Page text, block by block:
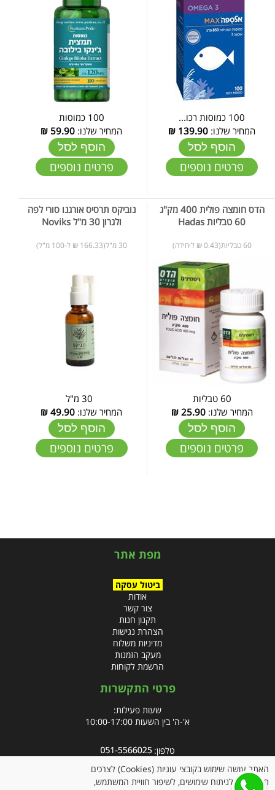
100 כמוסות רכו...
המחיר שלנו: 139.90
₪
הוסף לסל
פרטים נוספים
100 כמוסות
המחיר שלנו: 59.90
₪
הוסף לסל
פרטים נוספים
הדס חומצה פולית 400 מק"ג
60 טבליות Hadas
60 טבליות(0.43 ₪ ליחידה)
60 טבליות
המחיר שלנו:25.90
₪
הוסף לסל
פרטים נוספים
נוביקס תרסיס אורגנו סורי לפה
ולגרון 30 מ"ל Noviks
30 מ"ל(166.33 ₪ ל-100 מ"ל)
המחיר שלנו: 49.90
₪
הוסף לסל
פרטים נוספים
מפת אתר
ביטול עסקה
אודות
צור קשר
תקנון חנות
הצהרת נגישות
מדיניות משלוח
מעקב הזמנות
הרשמת לקוחות
פרטי התקשרות
שעות פעילות:
א'-ה' בין השעות 10:00-17:00
טלפון:
אימייל:info@clubpharm.co.il
האתר עושה שימוש בקובצי עוגיות (Cookies) לצרכים
תפעוליים, לניתוח שימושים, לשיפור חוויית המשתמש,